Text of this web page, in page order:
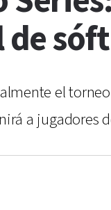
el
a jugadores